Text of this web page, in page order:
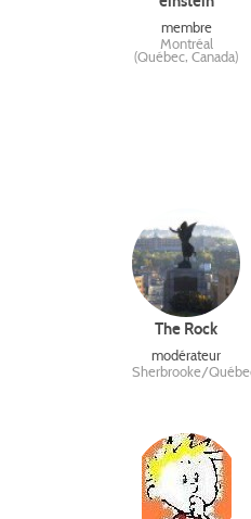
membre
Montréal
(Québec, Canada)
The Rock
modérateur
Sherbrooke/